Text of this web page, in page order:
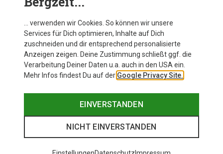
Exosphere EL 0 Schlafsack
199,95 €
MAX. 200CM | LEFT
… verwenden wir Cookies. So können wir unsere
Services für Dich optimieren, Inhalte auf Dich
zuschneiden und dir entsprechend personalisierte
Anzeigen zeigen. Deine Zustimmung schließt ggf. die
Verarbeitung Deiner Daten u.a. auch in den USA ein.
Mehr Infos findest Du auf der Google Privacy Site.
EINVERSTANDEN
NICHT EINVERSTANDEN